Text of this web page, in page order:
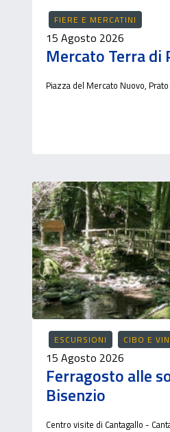
FIERE E MERCATINI
15 Agosto 2026
Mercato Terra di
Piazza del Mercato Nuovo, Prato
ESCURSIONI CIBO E
15 Agosto 2026
Ferragosto alle
Bisenzio
Centro visite di Cantagallo -